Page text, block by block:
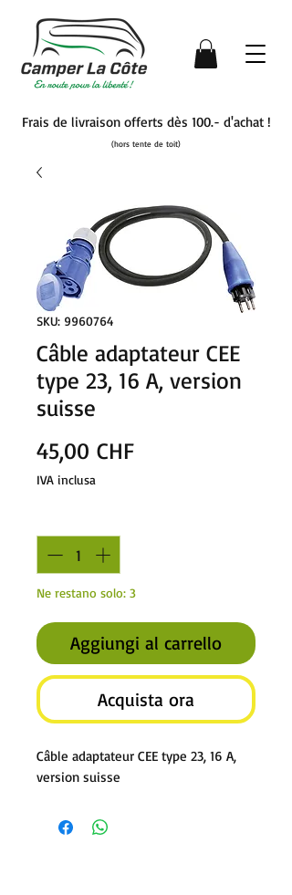
Frais de livraison offerts dès 100.- d'achat !
(hors tente de toit)
SKU: 9960764
Câble adaptateur CEE
type 23, 16 A, version
suisse
45,00 CHFPrezzo
IVA inclusa
Ne restano solo: 3
Aggiungi al carrello
Acquista ora
Câble adaptateur CEE type 23, 16 A,
version suisse